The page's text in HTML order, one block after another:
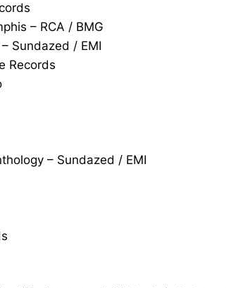
– RCA / BMG
Sundazed / EMI
Records
– Sundazed / EMI